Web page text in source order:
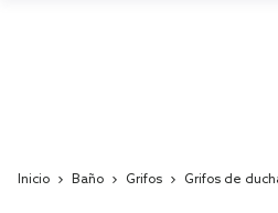
Inicio Baño Grifos Grifos de